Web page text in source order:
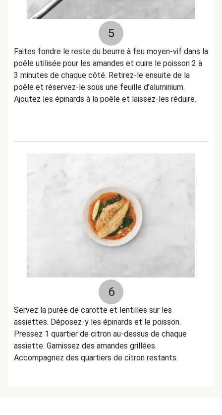
5
Faites fondre le reste du beurre à feu moyen-vif dans la
poêle utilisée pour les amandes et cuire le poisson 2 à
3 minutes de chaque côté. Retirez-le ensuite de la
poêle et réservez-le sous une feuille d’aluminium.
Ajoutez les épinards à la poêle et laissez-les réduire.
6
Servez la purée de carotte et lentilles sur les
assiettes. Déposez-y les épinards et le poisson.
Pressez 1 quartier de citron au-dessus de chaque
assiette. Garnissez des amandes grillées.
Accompagnez des quartiers de citron restants.